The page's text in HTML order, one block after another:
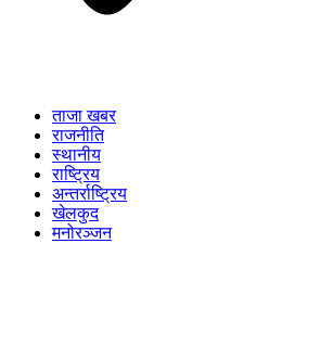
ताजा खबर
राजनीति
स्थानीय
राष्ट्रिय
अन्तर्राष्ट्रिय
खेलकुद
मनोरञ्जन